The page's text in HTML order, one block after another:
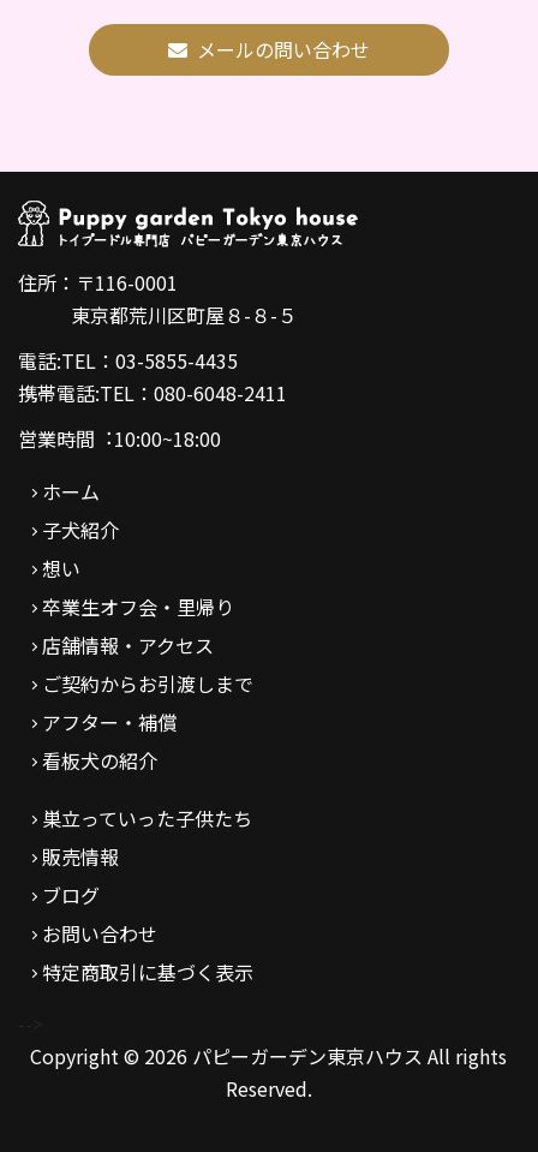
メールの問い合わせ
住所：〒116-0001
東京都荒川区町屋８-８-５
電話:TEL：03-5855-4435
携帯電話:TEL：080-6048-2411
営業時間︓10:00~18:00
ホーム
子犬紹介
想い
卒業生オフ会・里帰り
店舗情報・アクセス
ご契約からお引渡しまで
アフター・補償
看板犬の紹介
巣立っていった子供たち
販売情報
ブログ
お問い合わせ
特定商取引に基づく表示
Copyright © 2026 パピーガーデン東京ハウス All rights
Reserved.